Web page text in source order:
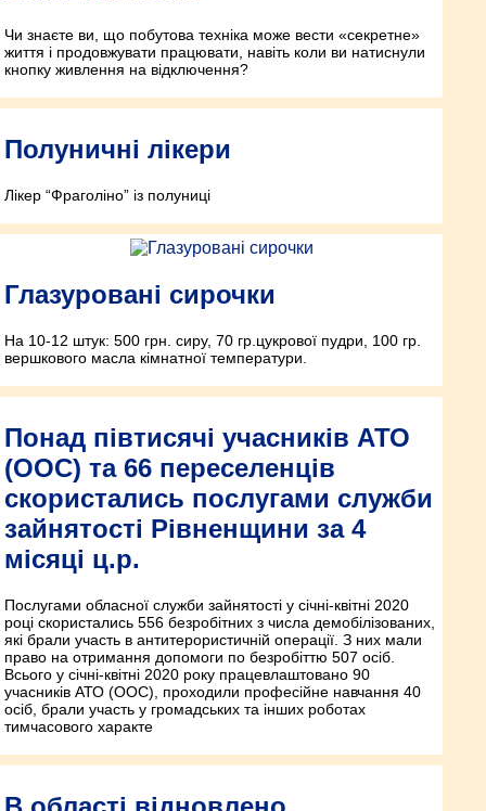
Чи знаєте ви, що побутова техніка може вести «секретне»
життя і продовжувати працювати, навіть коли ви натиснули
кнопку живлення на відключення?
Полуничні лікери
Лікер “Фраголіно” із полуниці
Глазуровані сирочки
На 10-12 штук: 500 грн. сиру, 70 гр.цукрової пудри, 100 гр.
вершкового масла кімнатної температури.
Понад півтисячі учасників АТО
(ООС) та 66 переселенців
скористались послугами служби
зайнятості Рівненщини за 4
місяці ц.р.
Послугами обласної служби зайнятості у січні-квітні 2020
році скористались 556 безробітних з числа демобілізованих,
які брали участь в антитерористичній операції. З них мали
право на отримання допомоги по безробіттю 507 осіб.
Всього у січні-квітні 2020 року працевлаштовано 90
учасників АТО (ООС), проходили професійне навчання 40
осіб, брали участь у громадських та інших роботах
тимчасового характе